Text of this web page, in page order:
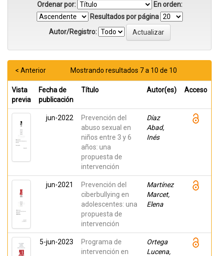
Ordenar por:
En orden:
Resultados por página
Autor/Registro:
Mostrando resultados 7 a 10 de 10
< Anterior
Vista
previa
Fecha de
publicación
Título Autor(es) Acceso
jun-2022
Prevención del
abuso sexual en
niños entre 3 y 6
años: una
propuesta de
intervención
Díaz
Abad,
Inés
jun-2021
Prevención del
ciberbullying en
adolescentes: una
propuesta de
intervención
Martínez
Marcet,
Elena
5-jun-2023
Programa de
intervención en
Ortega
Lucena,